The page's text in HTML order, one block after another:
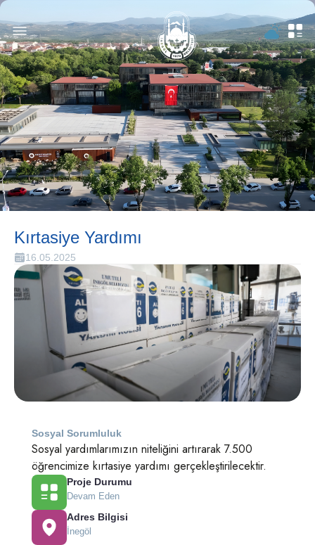
Kırtasiye Yardımı
16.05.2025
Sosyal Sorumluluk
Sosyal yardımlarımızın niteliğini artırarak 7.500
öğrencimize kırtasiye yardımı gerçekleştirilecektir.
Proje Durumu
Devam Eden
Adres Bilgisi
İnegöl